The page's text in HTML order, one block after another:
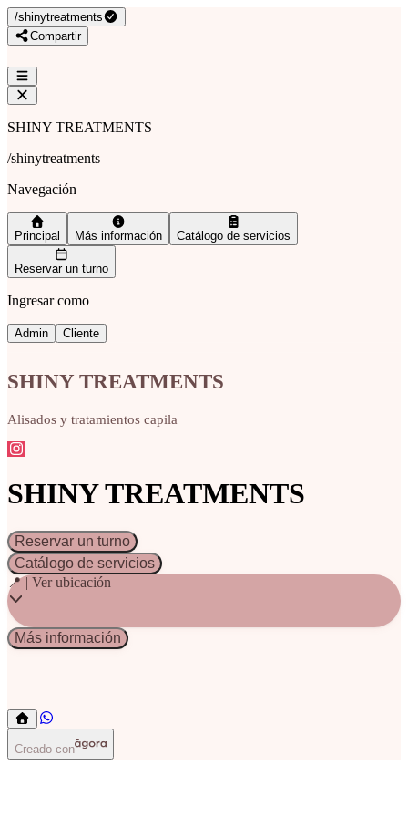
/shinytreatments
Compartir
SHINY TREATMENTS
/shinytreatments
Navegación
Principal Más información Catálogo de servicios
Reservar un turno
Ingresar como
Admin Cliente
SHINY TREATMENTS
Alisados y tratamientos capila
SHINY TREATMENTS
Reservar un turno
Catálogo de servicios
📍 | Ver ubicación
Más información
Shoc
Creado con